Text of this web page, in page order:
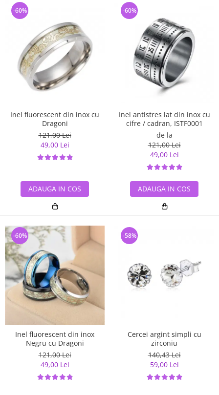
Inel fluorescent din inox cu
Dragoni
121,00 Lei
49,00 Lei
-60%
ADAUGA IN COS
Inel antistres lat din inox cu
cifre / cadran, ISTF0001
de la
121,00 Lei
49,00 Lei
-60%
ADAUGA IN COS
Inel fluorescent din inox
Negru cu Dragoni
121,00 Lei
49,00 Lei
-60%
Cercei argint simpli cu
zirconiu
140,43 Lei
59,00 Lei
-58%